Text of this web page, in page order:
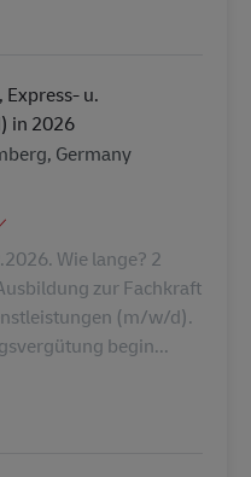
u.
in 2026
Germany
Wie lange? 2
zur Fachkraft
(m/w/d).
begin...